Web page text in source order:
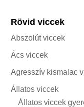
Rövid viccek
Abszolút viccek
Ács viccek
Agresszív kismalac
Állatos viccek
Állatos viccek